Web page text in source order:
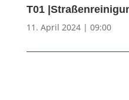
T01
11. April 2024 | 09:00